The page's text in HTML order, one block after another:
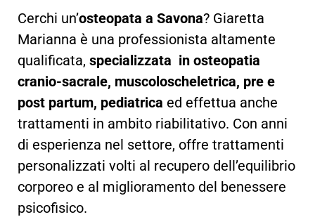
CONTATTAMI CON
WHATSAPP
Cerchi un’osteopata a Savona? Giaretta
Marianna è una professionista altamente
qualificata, specializzata in osteopatia
cranio-sacrale, muscoloscheletrica, pre e
post partum, pediatrica ed effettua anche
trattamenti in ambito riabilitativo. Con anni
di esperienza nel settore, offre trattamenti
personalizzati volti al recupero dell’equilibrio
corporeo e al miglioramento del benessere
psicofisico.